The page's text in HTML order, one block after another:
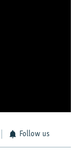
Follow us